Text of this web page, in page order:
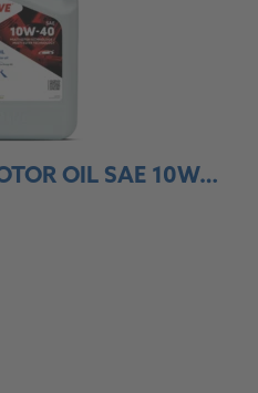
HIGHTEC RACING MOTOR OIL SAE 10W-40